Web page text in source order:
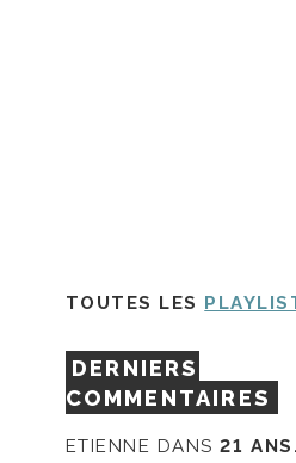
TOUTES LES
DERNIERS
COMMENTAIRES
ETIENNE DANS21